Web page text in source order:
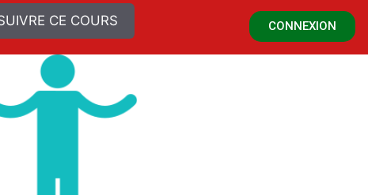
CE COURS CONNEXION